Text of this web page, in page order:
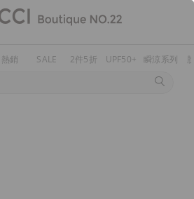
熱銷 SALE 2件5折 UPF50+ 瞬涼系列